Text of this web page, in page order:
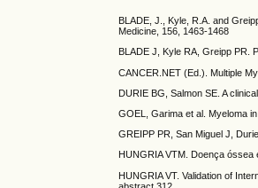
BLADE, J., Kyle, R.A. and
Medicine, 156, 1463-1468
BLADE J, Kyle RA, Greipp PR.
CANCER.NET (Ed.). Multiple
DURIE BG, Salmon SE. A
GOEL, Garima et al. Myeloma
GREIPP PR, San Miguel J,
HUNGRIA VTM. Doença óssea
HUNGRIA VT. Validation of